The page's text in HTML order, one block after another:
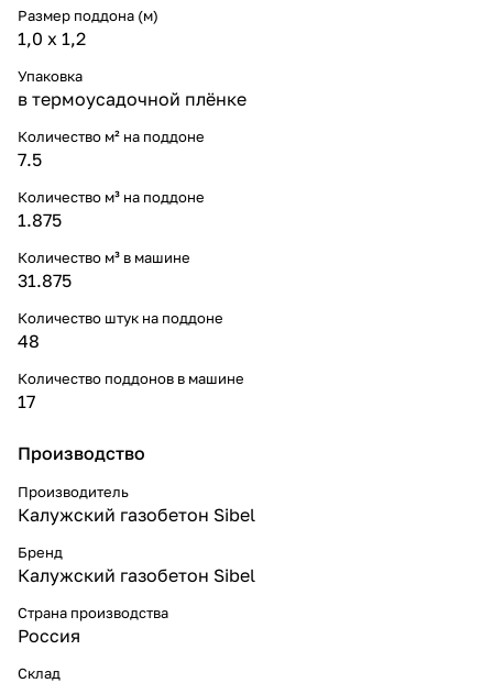
Размер поддона (м)
1,0 х 1,2
Упаковка
в термоусадочной плёнке
Количество м² на поддоне
7.5
Количество м³ на поддоне
1.875
Количество м³ в машине
31.875
Количество штук на поддоне
48
Количество поддонов в машине
17
Производство
Производитель
Калужский газобетон Sibel
Бренд
Калужский газобетон Sibel
Страна производства
Россия
Склад